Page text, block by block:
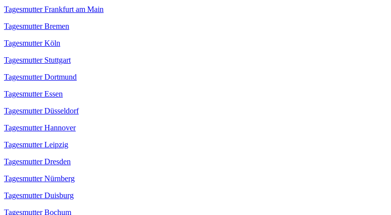
Tagesmutter Frankfurt am Main
Tagesmutter Bremen
Tagesmutter Köln
Tagesmutter Stuttgart
Tagesmutter Dortmund
Tagesmutter Essen
Tagesmutter Düsseldorf
Tagesmutter Hannover
Tagesmutter Leipzig
Tagesmutter Dresden
Tagesmutter Nürnberg
Tagesmutter Duisburg
Tagesmutter Bochum